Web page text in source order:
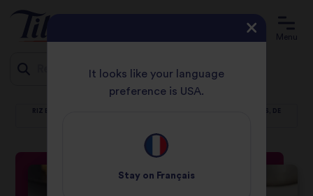
Menu
ACCUEIL RECETTES
RIZ BASMATI ACCOMPAGNÉ DE DINDE, DE PISTACHES, DE CANNEBERGES, DE
It looks like your language
preference is USA.
Stay on Français